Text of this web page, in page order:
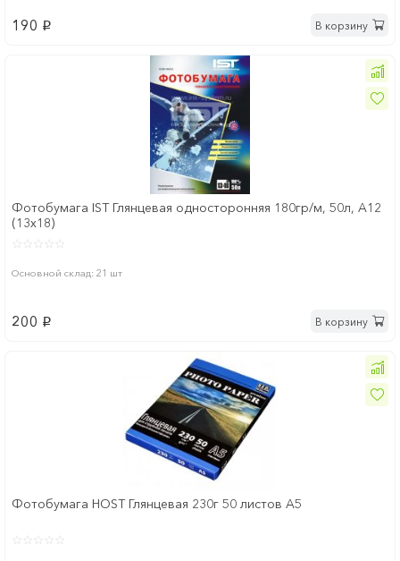
190 p В корзину
Фотобумага IST Глянцевая односторонняя 180гр/м, 50л, A12
(13x18)
Основной склад: 21 шт
200 p В корзину
Фотобумага HOST Глянцевая 230г 50 листов A5